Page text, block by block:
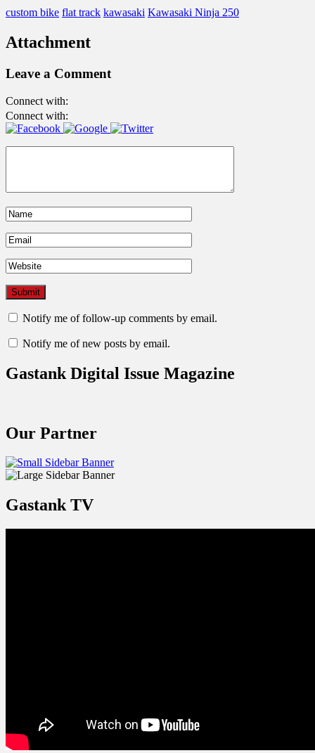
custom bike flat track kawasaki Kawasaki Ninja 250
Attachment
Leave a Comment
Connect with:
Connect with:
Notify me of follow-up comments by email.
Notify me of new posts by email.
Gastank Digital Issue Magazine
Our Partner
Gastank TV